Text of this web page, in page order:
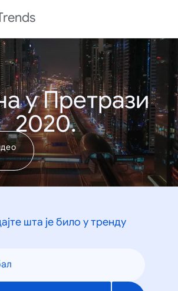
у Претрази
2020.
шта је било у тренду